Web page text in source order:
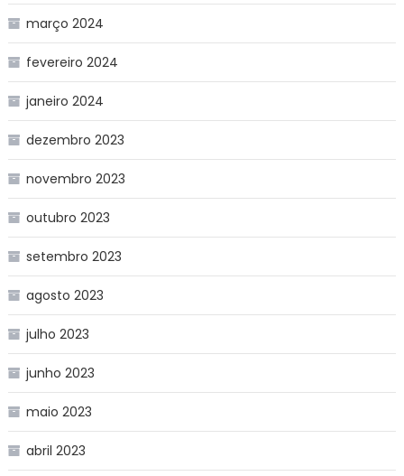
março 2024
fevereiro 2024
janeiro 2024
dezembro 2023
novembro 2023
outubro 2023
setembro 2023
agosto 2023
julho 2023
junho 2023
maio 2023
abril 2023